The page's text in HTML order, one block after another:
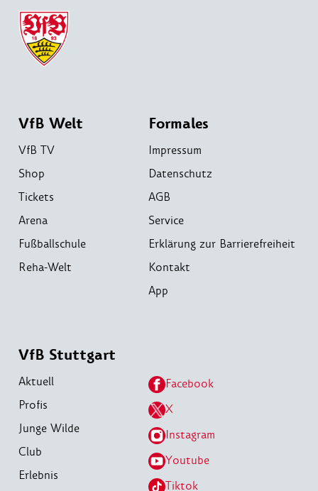
VfB Welt
VfB TV
Shop
Tickets
Arena
Fußballschule
Reha-Welt
Formales
Impressum
Datenschutz
AGB
Service
Erklärung zur Barrierefreiheit
Kontakt
App
VfB Stuttgart
Aktuell
Profis
Junge Wilde
Club
Erlebnis
Facebook
X
Instagram
Youtube
Tiktok